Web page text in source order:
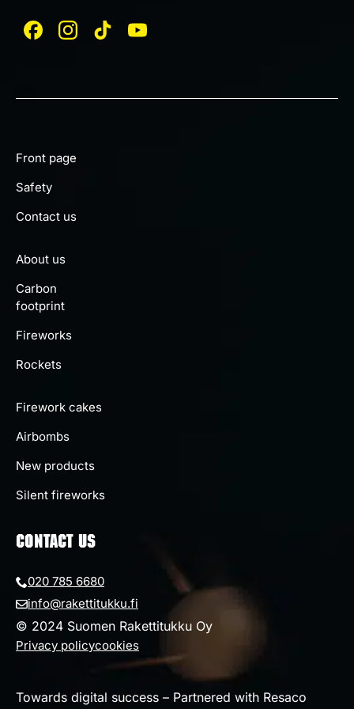
© 2024 Suomen Rakettitukku Oy
Privacy policycookies
Front page
Safety
Contact us
About us
Carbon
footprint
Fireworks
Rockets
Firework cakes
Airbombs
New products
Silent fireworks
CONTACT US
020 785 6680
info@rakettitukku.fi
Towards digital success – Partnered with Resaco